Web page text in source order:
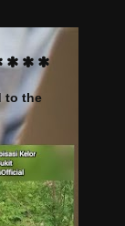
****
to the